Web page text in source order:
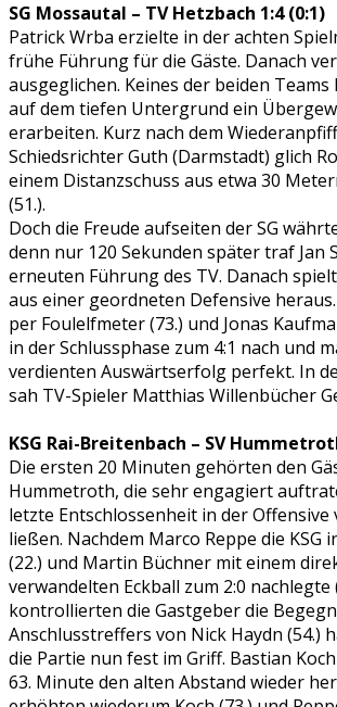
SG Mossautal – TV Hetzbach 1:4 (0:1)
Patrick Wrba erzielte in der achten
frühe Führung für die Gäste. Danach
ausgeglichen. Keines der beiden Teams
auf dem tiefen Untergrund ein
erarbeiten. Kurz nach dem
Schiedsrichter Guth (Darmstadt) glich
einem Distanzschuss aus etwa 30
(51.).
Doch die Freude aufseiten der SG
denn nur 120 Sekunden später traf Jan
erneuten Führung des TV. Danach
aus einer geordneten Defensive
per Foulelfmeter (73.) und Jonas
in der Schlussphase zum 4:1 nach und
verdienten Auswärtserfolg perfekt. In
sah TV-Spieler Matthias Willenbücher
KSG Rai-Breitenbach – SV
Die ersten 20 Minuten gehörten den
Hummetroth, die sehr engagiert
letzte Entschlossenheit in der Offensive
ließen. Nachdem Marco Reppe die KSG
(22.) und Martin Büchner mit einem
verwandelten Eckball zum 2:0 nachlegte
kontrollierten die Gastgeber die
Anschlusstreffers von Nick Haydn (54.)
die Partie nun fest im Griff. Bastian
63. Minute den alten Abstand wieder